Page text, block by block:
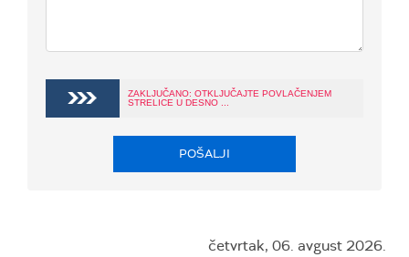
ZAKLJUČANO: OTKLJUČAJTE POVLAČENJEM
STRELICE U DESNO ...
POŠALJI
četvrtak, 06. avgust 2026.